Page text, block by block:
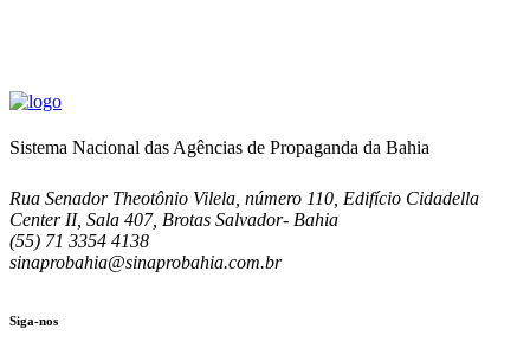
Sistema Nacional das Agências de Propaganda da Bahia
Rua Senador Theotônio Vilela, número 110, Edifício Cidadella
Center II, Sala 407, Brotas Salvador- Bahia
(55) 71 3354 4138
sinaprobahia@sinaprobahia.com.br
Siga-nos